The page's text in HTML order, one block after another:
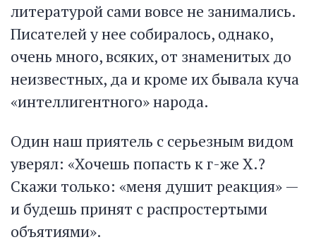
литературой сами вовсе не занимались.
Писателей у нее собиралось, однако,
очень много, всяких, от знаменитых до
неизвестных, да и кроме их бывала куча
«интеллигентного» народа.
Один наш приятель с серьезным видом
уверял: «Хочешь попасть к г-же X.?
Скажи только: «меня душит реакция» —
и будешь принят с распростертыми
объятиями».